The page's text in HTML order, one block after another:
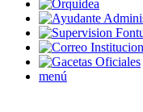
menú